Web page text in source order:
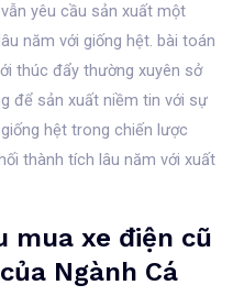
yêu cầu sản xuất một
năm với giống hệt. bài toán
thúc đẩy thường xuyên sở
để sản xuất niềm tin với sự
hệt trong chiến lược
thành tích lâu năm với xuất
mua xe điện cũ
Ngành Cá